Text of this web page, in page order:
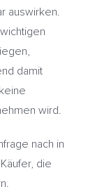
auswirken.
damit
wird.
nach in
die